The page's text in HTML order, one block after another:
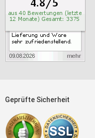
Geprüfte Sicherheit